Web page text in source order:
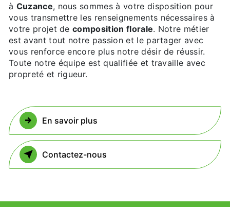
à Cuzance, nous sommes à votre disposition pour
vous transmettre les renseignements nécessaires à
votre projet decomposition florale. Notre métier
est avant tout notre passion et le partager avec
vous renforce encore plus notre désir de réussir.
Toute notre équipe est qualifiée et travaille avec
propreté et rigueur.
En savoir plus
Contactez-nous